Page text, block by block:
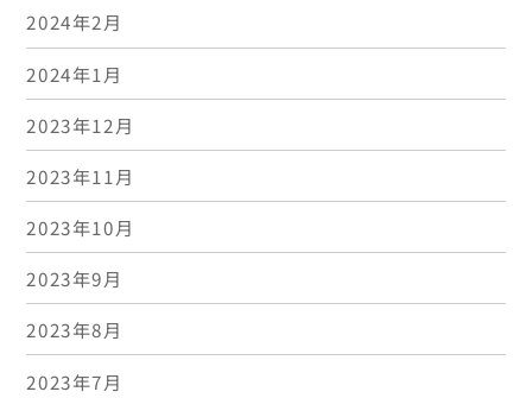
2024年2月
2024年1月
2023年12月
2023年11月
2023年10月
2023年9月
2023年8月
2023年7月